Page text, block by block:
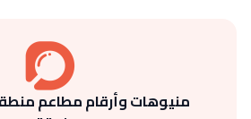
منيوهات وأرقام مطاعم